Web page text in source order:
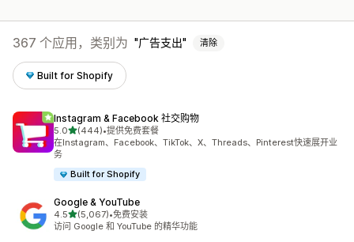
367 个应用，类别为 广告支出 清除
Built for Shopify
Instagram & Facebook 社交购物
5.0星（满分 5 星）
(444)
总共 444 条评论
•提供免费套餐
在Instagram、Facebook、TikTok、X、Threads、Pinterest快速展开业
务
Built for Shopify
Google & YouTube
4.5星（满分 5 星）
(5,067)
总共 5067 条评论
•免费安装
访问 Google 和 YouTube 的精华功能